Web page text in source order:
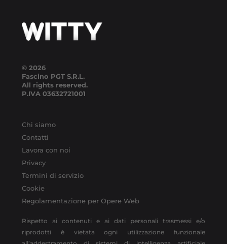
© 2026
Fascino PGT S.R.L.
All rights reserved.
P.IVA 03632721001
Chi siamo
Contatti
Lavora con noi
Privacy
Termini di servizio
Cookie
Regolamentazione per Opere Web
Rispetto ai contenuti e ai dati personali trasmessi e/o
riprodotti è vietata ogni utilizzazione funzionale